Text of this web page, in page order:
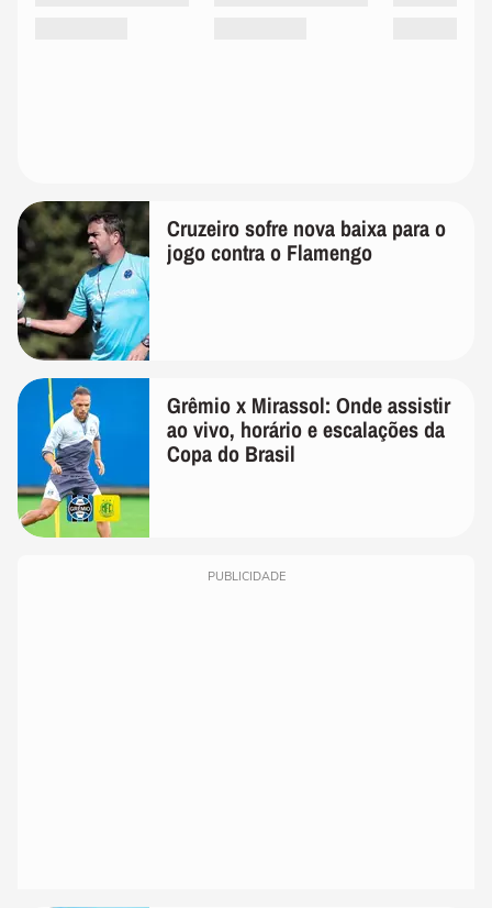
Cruzeiro sofre nova baixa para o
jogo contra o Flamengo
Grêmio x Mirassol: Onde assistir
ao vivo, horário e escalações da
Copa do Brasil
PUBLICIDADE